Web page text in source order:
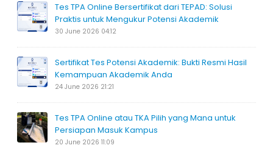
Tes TPA Online Bersertifikat dari TEPAD: Solusi
Praktis untuk Mengukur Potensi Akademik
30 June 2026 04:12
Sertifikat Tes Potensi Akademik: Bukti Resmi Hasil
Kemampuan Akademik Anda
24 June 2026 21:21
Tes TPA Online atau TKA Pilih yang Mana untuk
Persiapan Masuk Kampus
20 June 2026 11:09